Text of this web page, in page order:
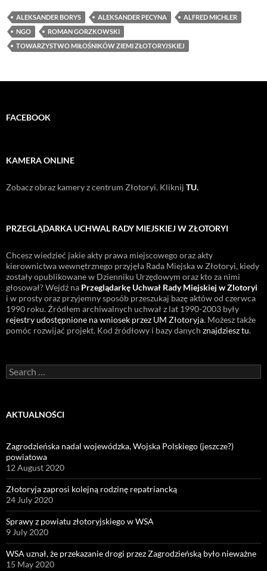
ALEKSANDER BORYS ALEKSANDER PECYNA
ALFRED MICHLER
NGO
ROMAN GORZKOWSKI
TOWARZYSTWO MIŁOŚNIKÓW ZIEMI ZŁOTORYJSKIEJ
FACEBOOK
KAMERA ONLINE
Zobacz obraz kamery z centrum Złotoryi. Kliknij TU.
PRZEGLĄDARKA UCHWAL RADY MIEJSKIEJ W ZŁOTORYI
Chcesz wiedzieć jakie akty prawa miejscowego oraz akty
kierownictwa wewnętrznego przyjęła Rada Miejska w Złotoryi, kiedy
zostały opublikowane w Dzienniku Urzędowym oraz kto za nimi
głosował? Wejdź na Przeglądarkę Uchwał Rady Miejskiej w Zlotoryi
i w prosty oraz przyjemny sposób przeszukaj bazę aktów od czerwca
1990 roku. Źródłem archiwalnych uchwał z lat 1990-2003 były
rejestry udostępnione na wniosek przez UM Złotoryja. Możesz także
pomóc rozwijać projekt. Kod źródłowy i bazy danych znajdziesz tu.
Search
for:
AKTUALNOŚCI
Zagrodzieńska nadal wojewódzka, Wojska Polskiego (jeszcze?)
powiatowa
12 August 2020
Złotoryja zaprosi kolejną rodzinę repatriancką
24 July 2020
Sprawy z powiatu złotoryjskiego w WSA
9 July 2020
WSA uznał, że przekazanie drogi przez Zagrodzieńską było nieważne
15 May 2020